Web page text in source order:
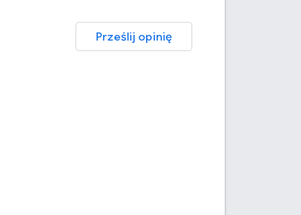
Prześlij opinię